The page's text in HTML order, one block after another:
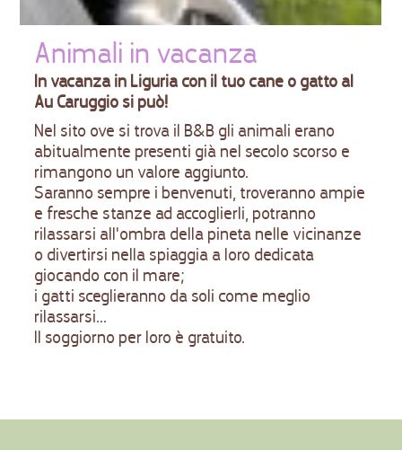
Animali in vacanza
In vacanza in Liguria con il tuo cane o gatto al
Au Caruggio si può!
Nel sito ove si trova il B&B gli animali erano
abitualmente presenti già nel secolo scorso e
rimangono un valore aggiunto.
Saranno sempre i benvenuti, troveranno ampie
e fresche stanze ad accoglierli, potranno
rilassarsi all'ombra della pineta nelle vicinanze
o divertirsi nella spiaggia a loro dedicata
giocando con il mare;
i gatti sceglieranno da soli come meglio
rilassarsi...
Il soggiorno per loro è gratuito.